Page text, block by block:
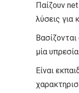
Παίζουν
λύσεις για
μία
Είναι